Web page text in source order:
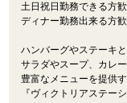
土日祝日勤務できる方歓
ディナー勤務出来る方
ハンバーグやステーキ
サラダやスープ、カレ
豊富なメニューを提供
『ヴィクトリアステー